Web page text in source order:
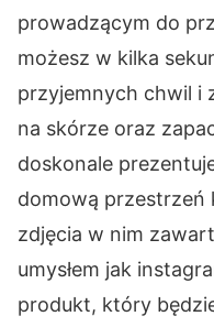
prowadzącym do
możesz w kilka
przyjemnych chwil i
na skórze oraz
doskonale
domową przestrzeń
zdjęcia w nim
umysłem jak
produkt, który